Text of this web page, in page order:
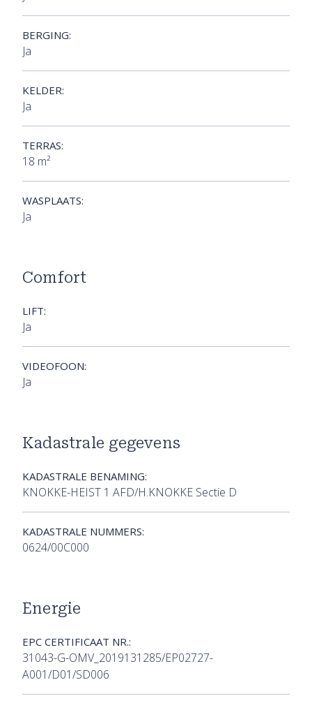
BERGING:
Ja
KELDER:
Ja
TERRAS:
18 m²
WASPLAATS:
Ja
Comfort
LIFT:
Ja
VIDEOFOON:
Ja
Kadastrale gegevens
KADASTRALE BENAMING:
KNOKKE-HEIST 1 AFD/H.KNOKKE Sectie D
KADASTRALE NUMMERS:
0624/00C000
Energie
EPC CERTIFICAAT NR.:
31043-G-OMV_2019131285/EP02727-
A001/D01/SD006